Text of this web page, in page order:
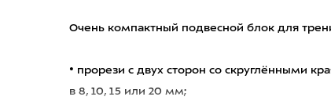
Очень компактный подвесной блок для
• прорези с двух сторон со скруглёнными
в 8, 10, 15 или 20 мм;